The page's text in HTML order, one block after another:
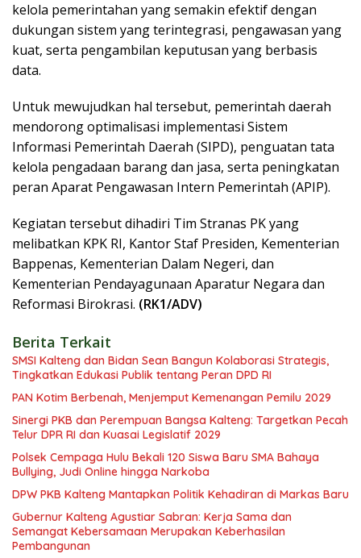
kelola pemerintahan yang semakin efektif dengan
dukungan sistem yang terintegrasi, pengawasan yang
kuat, serta pengambilan keputusan yang berbasis
data.
Untuk mewujudkan hal tersebut, pemerintah daerah
mendorong optimalisasi implementasi Sistem
Informasi Pemerintah Daerah (SIPD), penguatan tata
kelola pengadaan barang dan jasa, serta peningkatan
peran Aparat Pengawasan Intern Pemerintah (APIP).
Kegiatan tersebut dihadiri Tim Stranas PK yang
melibatkan KPK RI, Kantor Staf Presiden, Kementerian
Bappenas, Kementerian Dalam Negeri, dan
Kementerian Pendayagunaan Aparatur Negara dan
Reformasi Birokrasi. (RK1/ADV)
Berita Terkait
SMSI Kalteng dan Bidan Sean Bangun Kolaborasi Strategis,
Tingkatkan Edukasi Publik tentang Peran DPD RI
PAN Kotim Berbenah, Menjemput Kemenangan Pemilu 2029
Sinergi PKB dan Perempuan Bangsa Kalteng: Targetkan Pecah
Telur DPR RI dan Kuasai Legislatif 2029
Polsek Cempaga Hulu Bekali 120 Siswa Baru SMA Bahaya
Bullying, Judi Online hingga Narkoba
DPW PKB Kalteng Mantapkan Politik Kehadiran di Markas Baru
Gubernur Kalteng Agustiar Sabran: Kerja Sama dan
Semangat Kebersamaan Merupakan Keberhasilan
Pembangunan